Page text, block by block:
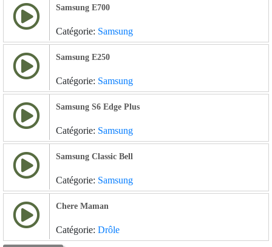
Samsung E700
Catégorie: Samsung
Samsung E250
Catégorie: Samsung
Samsung S6 Edge Plus
Catégorie: Samsung
Samsung Classic Bell
Catégorie: Samsung
Chere Maman
Catégorie: Drôle